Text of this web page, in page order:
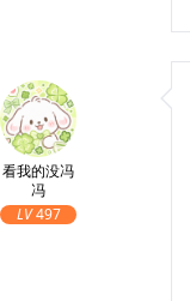
看我的没冯
冯
LV497